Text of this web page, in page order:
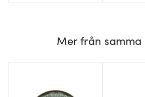
Mer från samma